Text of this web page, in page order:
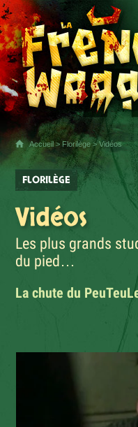
Accueil> Florilège> Vidéos
FLORILÈGE
Vidéos
Les plus grands
du pied…
La chute du